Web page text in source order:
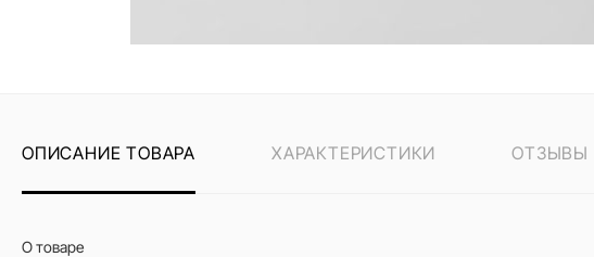
ОПИСАНИЕ ТОВАРА ХАРАКТЕРИСТИКИ ОТЗЫВЫ
О товаре